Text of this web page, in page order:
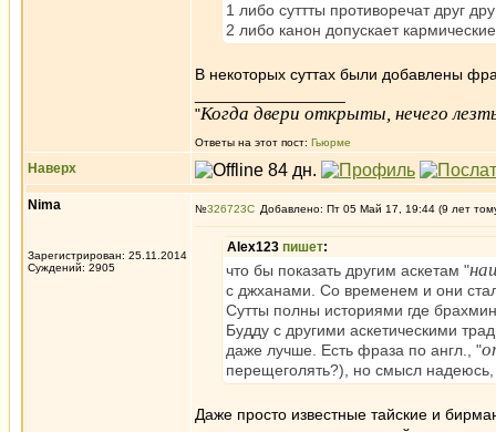
1 либо суттты противоречат друг
2 либо канон допускает
В некоторых суттах были добавлены
"Когда двери открыты, нечего
Ответы на этот пост: Гьюрме
Наверх
Nima
Зарегистрирован: 25.11.2014
Суждений: 2905
№326723 Добавлено: Пт 05 Май 17, 19:44 (9 лет
Alex123 пишет:
что бы показать другим аскетам "
с джханами. Со временем и они
Сутты полны историями где
Будду с другими аскетическими
даже лучше. Есть фраза по англ., "
перещеголять?), но смысл
Даже просто известные тайские и